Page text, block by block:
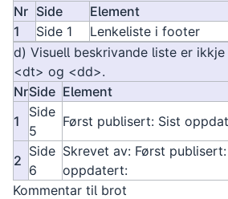
Nr Side Element
1
Side 1 Lenkeliste i footer
d) Visuell beskrivande liste er
<dt> og <dd>.
NrSide Element
1
Side
5
Først publisert: Sist
2
Side
6
Skrevet av: Først
oppdatert:
Kommentar til brot